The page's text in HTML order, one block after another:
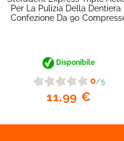
Per La Pulizia Della Dentiera
Confezione Da 90
Disponibile
0/5
11,99 €